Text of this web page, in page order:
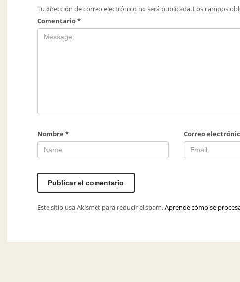
Tu dirección de correo electrónico no será publicada. Los campos
Comentario*
Nombre * Correo
Este sitio usa Akismet para reducir el spam.Aprende cómo se